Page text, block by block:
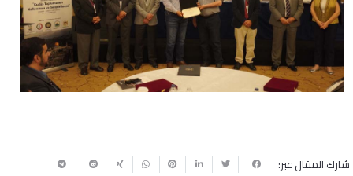
Previous
Next
شارك المقال عبر: